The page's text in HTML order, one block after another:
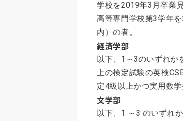
学校を2019年3月卒業
高等専門学校第3学年
内）の者。
経済学部
以下、1～3のいずれか
上の検定試験の英検
定4級以上かつ実用数
文学部
以下、1 ～3 のいずれ